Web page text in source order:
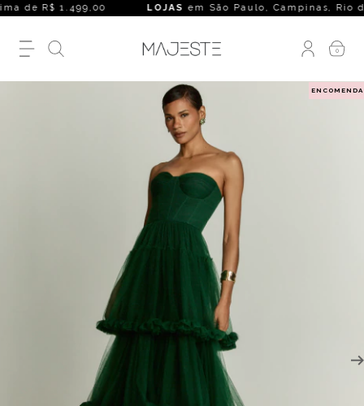
de R$ 1.499,00 LOJASem São Paulo, Campinas, Rio de
0
ENCOMENDA